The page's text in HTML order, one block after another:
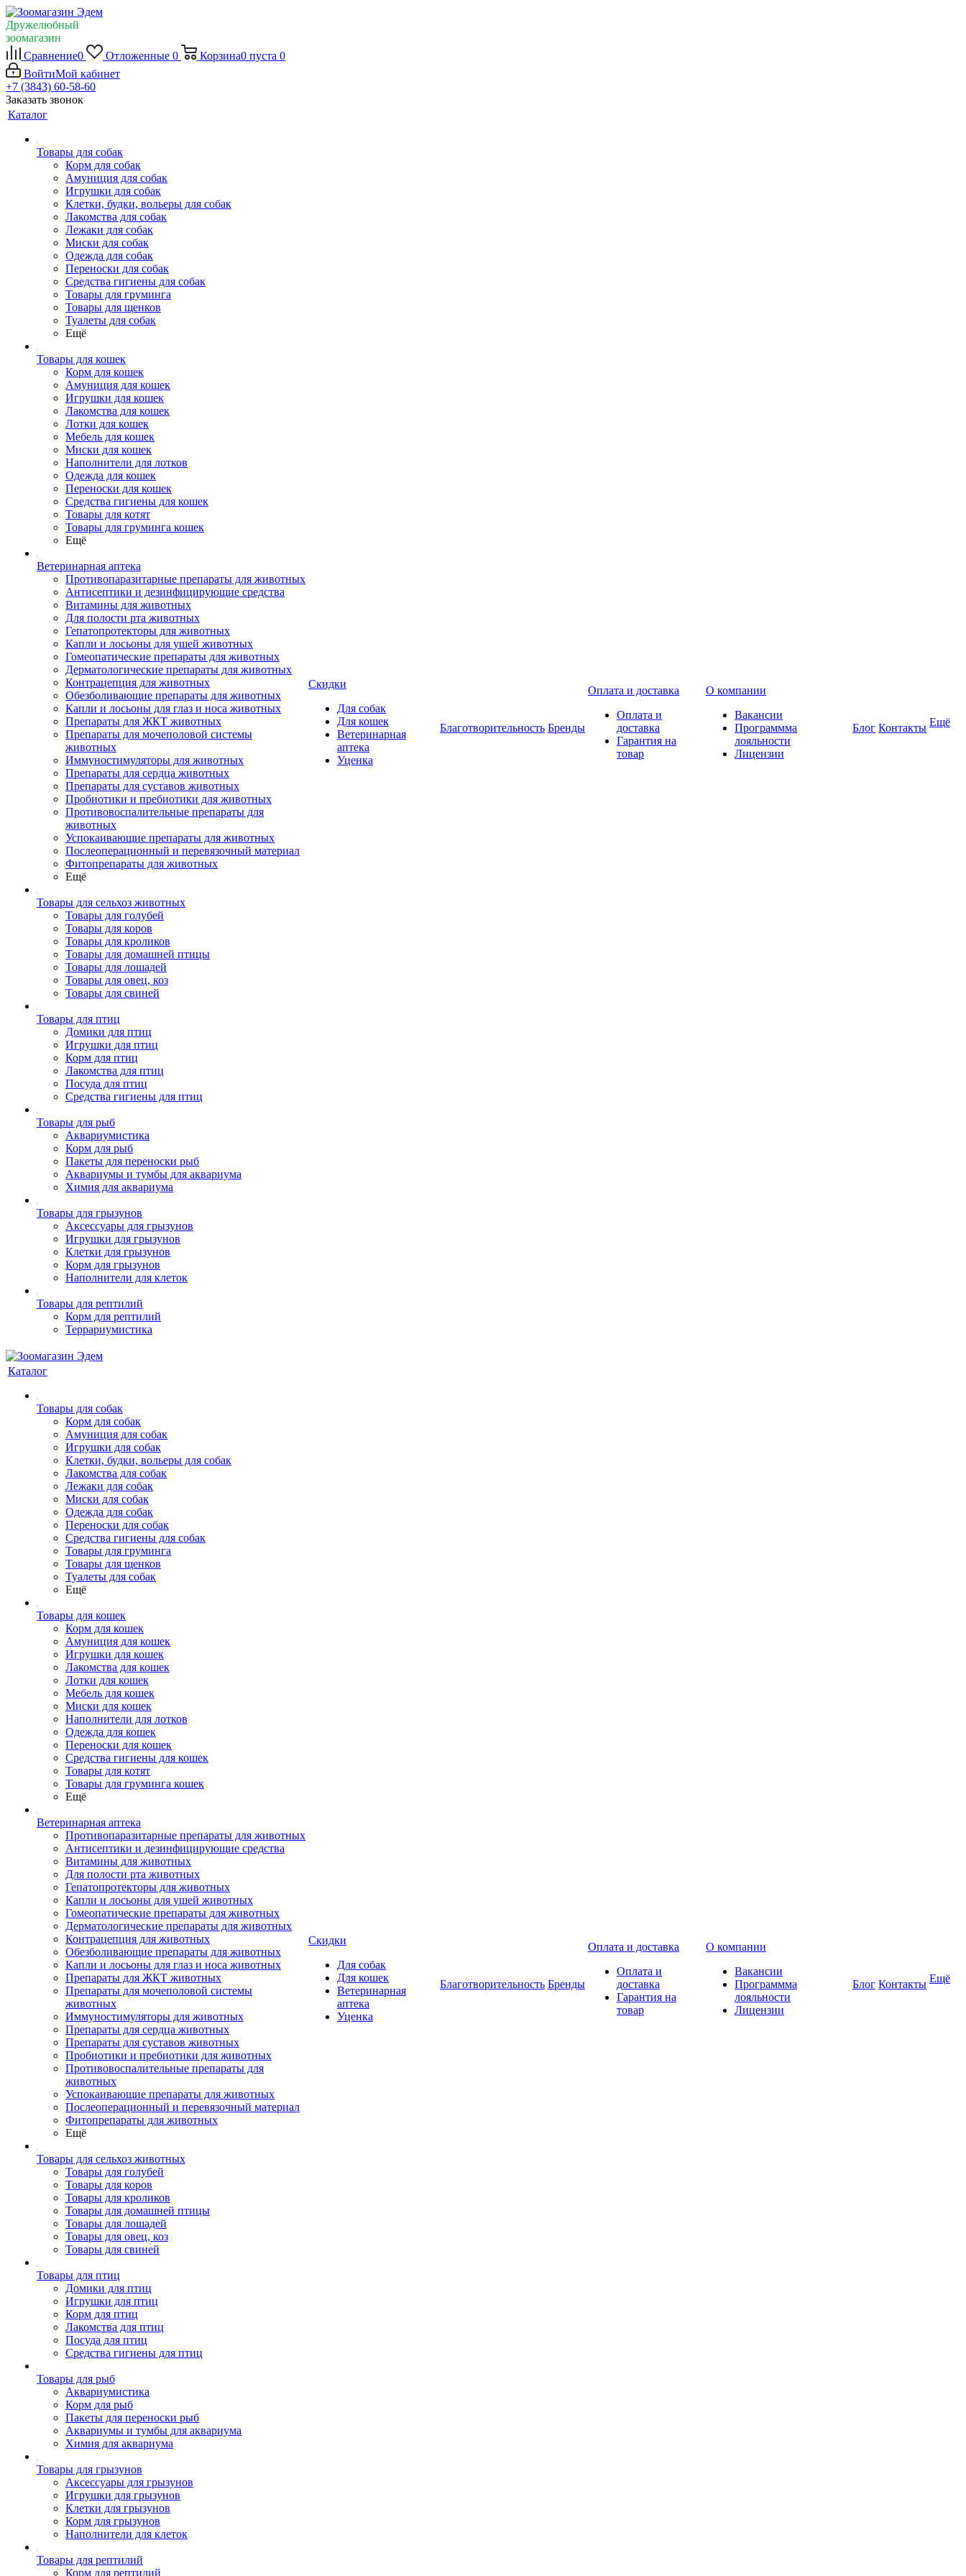
Дружелюбный
зоомагазин
Сравнение0 Отложенные 0 Корзина0 пуста 0
ВойтиМой кабинет
+7 (3843) 60-58-60
Заказать звонок
Каталог
Товары для собак
Корм для собак
Амуниция для собак
Игрушки для собак
Клетки, будки, вольеры для собак
Лакомства для собак
Лежаки для собак
Миски для собак
Одежда для собак
Переноски для собак
Средства гигиены для собак
Товары для груминга
Товары для щенков
Туалеты для собак
Ещё
Товары для кошек
Корм для кошек
Амуниция для кошек
Игрушки для кошек
Лакомства для кошек
Лотки для кошек
Мебель для кошек
Миски для кошек
Наполнители для лотков
Одежда для кошек
Переноски для кошек
Средства гигиены для кошек
Товары для котят
Товары для груминга кошек
Ещё
Ветеринарная аптека
Противопаразитарные препараты для животных
Антисептики и дезинфицирующие средства
Витамины для животных
Для полости рта животных
Гепатопротекторы для животных
Капли и лосьоны для ушей животных
Гомеопатические препараты для животных
Дерматологические препараты для животных
Контрацепция для животных
Обезболивающие препараты для животных
Капли и лосьоны для глаз и носа животных
Препараты для ЖКТ животных
Препараты для мочеполовой системы
животных
Иммуностимуляторы для животных
Препараты для сердца животных
Препараты для суставов животных
Пробиотики и пребиотики для животных
Противовоспалительные препараты для
животных
Успокаивающие препараты для животных
Послеоперационный и перевязочный материал
Фитопрепараты для животных
Ещё
Товары для сельхоз животных
Товары для голубей
Товары для коров
Товары для кроликов
Товары для домашней птицы
Товары для лошадей
Товары для овец, коз
Товары для свиней
Товары для птиц
Домики для птиц
Игрушки для птиц
Корм для птиц
Лакомства для птиц
Посуда для птиц
Средства гигиены для птиц
Товары для рыб
Аквариумистика
Корм для рыб
Пакеты для переноски рыб
Аквариумы и тумбы для аквариума
Химия для аквариума
Товары для грызунов
Аксессуары для грызунов
Игрушки для грызунов
Клетки для грызунов
Корм для грызунов
Наполнители для клеток
Товары для рептилий
Корм для рептилий
Террариумистика
Скидки
Для собак
Для кошек
Ветеринарная
аптека
Уценка
Благотворительность Бренды
Оплата и доставка
Оплата и
доставка
Гарантия на
товар
О компании
Вакансии
Программма
лояльности
Лицензии
Блог Контакты Ещё
Каталог
Товары для собак
Корм для собак
Амуниция для собак
Игрушки для собак
Клетки, будки, вольеры для собак
Лакомства для собак
Лежаки для собак
Миски для собак
Одежда для собак
Переноски для собак
Средства гигиены для собак
Товары для груминга
Товары для щенков
Туалеты для собак
Ещё
Товары для кошек
Корм для кошек
Амуниция для кошек
Игрушки для кошек
Лакомства для кошек
Лотки для кошек
Мебель для кошек
Миски для кошек
Наполнители для лотков
Одежда для кошек
Переноски для кошек
Средства гигиены для кошек
Товары для котят
Товары для груминга кошек
Ещё
Ветеринарная аптека
Противопаразитарные препараты для животных
Антисептики и дезинфицирующие средства
Витамины для животных
Для полости рта животных
Гепатопротекторы для животных
Капли и лосьоны для ушей животных
Гомеопатические препараты для животных
Дерматологические препараты для животных
Контрацепция для животных
Обезболивающие препараты для животных
Капли и лосьоны для глаз и носа животных
Препараты для ЖКТ животных
Препараты для мочеполовой системы
животных
Иммуностимуляторы для животных
Препараты для сердца животных
Препараты для суставов животных
Пробиотики и пребиотики для животных
Противовоспалительные препараты для
животных
Успокаивающие препараты для животных
Послеоперационный и перевязочный материал
Фитопрепараты для животных
Ещё
Товары для сельхоз животных
Товары для голубей
Товары для коров
Товары для кроликов
Товары для домашней птицы
Товары для лошадей
Товары для овец, коз
Товары для свиней
Товары для птиц
Домики для птиц
Игрушки для птиц
Корм для птиц
Лакомства для птиц
Посуда для птиц
Средства гигиены для птиц
Товары для рыб
Аквариумистика
Корм для рыб
Пакеты для переноски рыб
Аквариумы и тумбы для аквариума
Химия для аквариума
Товары для грызунов
Аксессуары для грызунов
Игрушки для грызунов
Клетки для грызунов
Корм для грызунов
Наполнители для клеток
Товары для рептилий
Корм для рептилий
Скидки
Для собак
Для кошек
Ветеринарная
аптека
Уценка
Благотворительность Бренды
Оплата и доставка
Оплата и
доставка
Гарантия на
товар
О компании
Вакансии
Программма
лояльности
Лицензии
Блог Контакты Ещё